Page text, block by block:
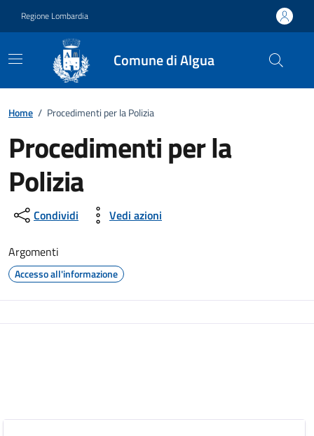
Regione Lombardia
Comune di Algua
Home / Procedimenti per la Polizia
Procedimenti per la
Polizia
Condividi Vedi azioni
Argomenti
Accesso all'informazione